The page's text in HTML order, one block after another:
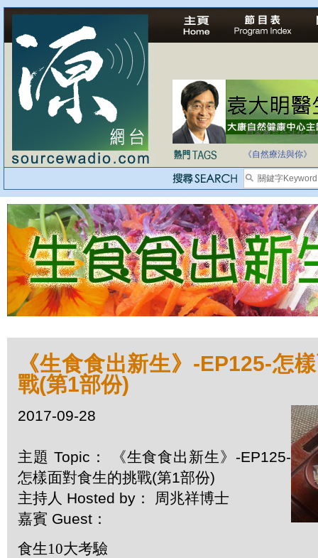
自家教育合法化-
《自然療法與你》
《生食食出新生》-EP125-怎
戰(第1部份)
2017-09-28
主題 Topic： 《生食食出新生》-EP125-
怎樣面對食生的挑戰(第1部份)
主持人 Hosted by： 周兆祥博士
嘉賓 Guest：
食生10大考驗